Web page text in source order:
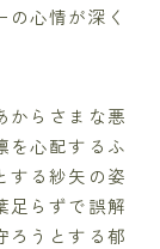
心情が深く
からさまな悪
を心配するふ
する紗矢の姿
足らずで誤解
ろうとする郁